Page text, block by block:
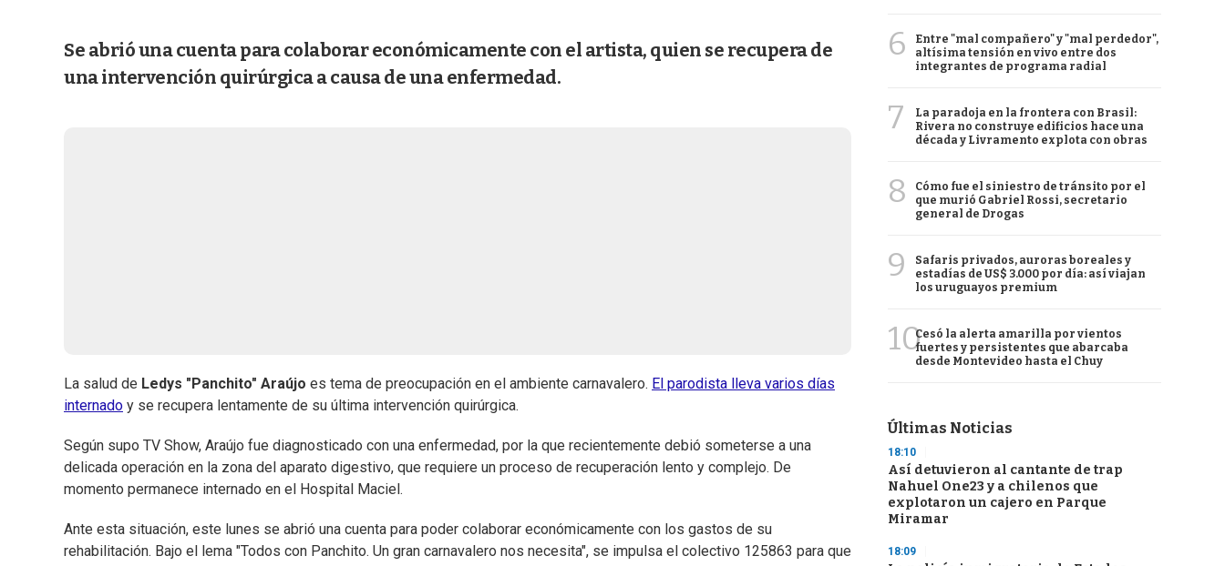
Se abrió una cuenta para colaborar económicamente con el artista, quien se recupera de
una intervención quirúrgica a causa de una enfermedad.
La salud de Ledys "Panchito" Araújo es tema de preocupación en el ambiente carnavalero. El parodista lleva varios días
internado y se recupera lentamente de su última intervención quirúrgica.
Según supo TV Show, Araújo fue diagnosticado con una enfermedad, por la que recientemente debió someterse a una
delicada operación en la zona del aparato digestivo, que requiere un proceso de recuperación lento y complejo. De
momento permanece internado en el Hospital Maciel.
Ante esta situación, este lunes se abrió una cuenta para poder colaborar económicamente con los gastos de su
rehabilitación. Bajo el lema "Todos con Panchito. Un gran carnavalero nos necesita", se impulsa el colectivo 125863 para que
6
Entre "mal compañero" y "mal perdedor",
altísima tensión en vivo entre dos
integrantes de programa radial
7
La paradoja en la frontera con Brasil:
Rivera no construye edificios hace una
década y Livramento explota con obras
8
Cómo fue el siniestro de tránsito por el
que murió Gabriel Rossi, secretario
general de Drogas
9
Safaris privados, auroras boreales y
estadías de US$ 3.000 por día: así viajan
los uruguayos premium
10Cesó la alerta amarilla por vientos
fuertes y persistentes que abarcaba
desde Montevideo hasta el Chuy
Últimas Noticias
18:10
Así detuvieron al cantante de trap
Nahuel One23 y a chilenos que
explotaron un cajero en Parque
Miramar
18:09